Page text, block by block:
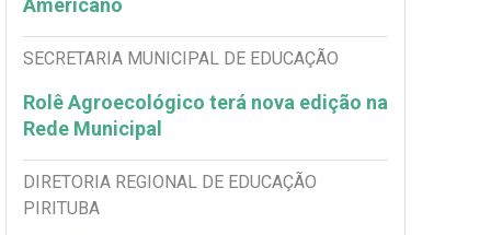
Americano
SECRETARIA MUNICIPAL DE EDUCAÇÃO
Rolê Agroecológico terá nova edição na
Rede Municipal
DIRETORIA REGIONAL DE EDUCAÇÃO
PIRITUBA